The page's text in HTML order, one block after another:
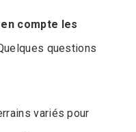
compte les
questions
variés pour